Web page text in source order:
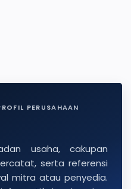
PERUSAHAAN
usaha, cakupan
serta referensi
mitra atau penyedia.